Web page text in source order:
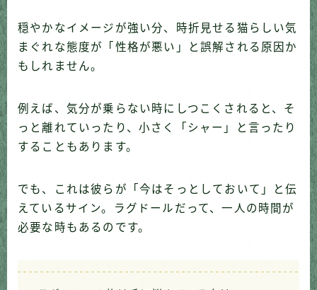
穏やかなイメージが強い分、時折見せる猫らしい気
まぐれな態度が「性格が悪い」と誤解される原因か
もしれません。
例えば、気分が乗らない時にしつこくされると、そ
っと離れていったり、小さく「シャー」と言ったり
することもあります。
でも、これは彼らが「今はそっとしておいて」と伝
えているサイン。ラグドールだって、一人の時間が
必要な時もあるのです。